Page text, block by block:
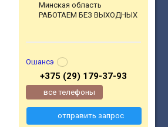
Минская область
РАБОТАЕМ БЕЗ ВЫХОДНЫХ
Ошансэ
+375 (29) 179-37-93
все телефоны
отправить запрос